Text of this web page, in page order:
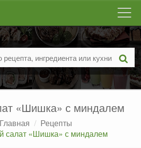
«Шишка» с миндалем
Главная
Рецепты
салат «Шишка» с миндалем